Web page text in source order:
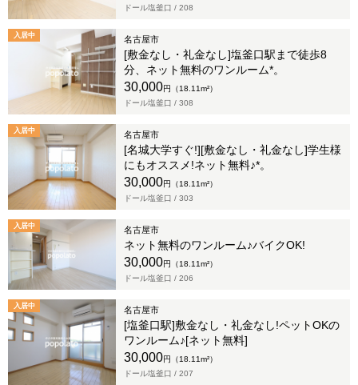
ドール塩釜口 / 208
入居中 名古屋市
[敷金なし・礼金なし]塩釜口駅まで徒歩8
分、ネット無料のワンルーム*。
30,000円（18.11m²）
ドール塩釜口 / 308
入居中 名古屋市
[名城大学すぐ!][敷金なし・礼金なし]学生様
にもオススメ!ネット無料♪*。
30,000円（18.11m²）
ドール塩釜口 / 303
入居中 名古屋市
ネット無料のワンルーム♪バイクOK!
30,000円（18.11m²）
ドール塩釜口 / 206
入居中 名古屋市
[塩釜口駅]敷金なし・礼金なし!ペットOKの
ワンルーム♪[ネット無料]
30,000円（18.11m²）
ドール塩釜口 / 207